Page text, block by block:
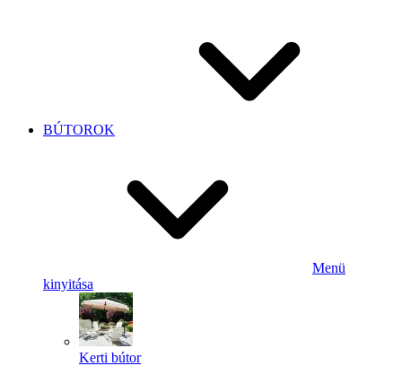
BÚTOROK
Menü
kinyitása
Kerti bútor